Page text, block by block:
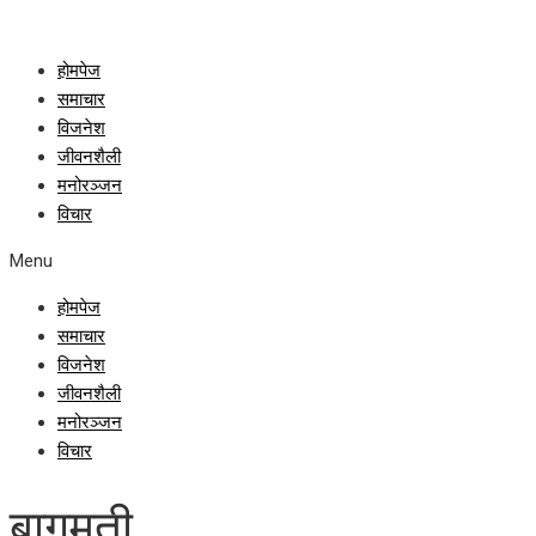
होमपेज
समाचार
विजनेश
जीवनशैली
मनोरञ्जन
विचार
Menu
होमपेज
समाचार
विजनेश
जीवनशैली
मनोरञ्जन
विचार